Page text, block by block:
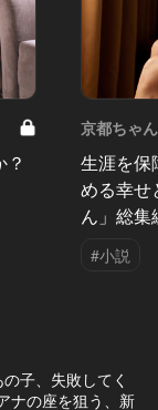
京都ちゃ
生涯を保
める幸せ
ん」総集
#小説
子、失敗してく
ナの座を狙う、新